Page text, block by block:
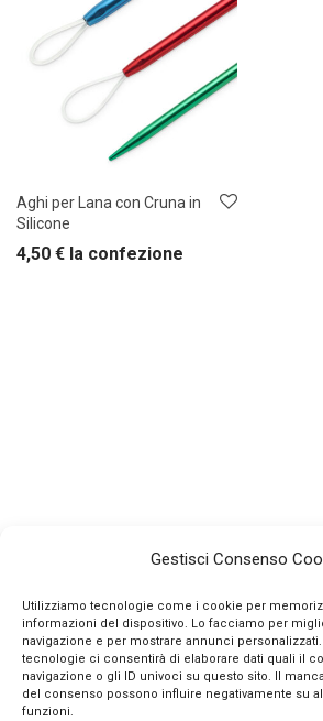
Gestisci Consenso
Utilizziamo tecnologie come i cookie per
informazioni del dispositivo. Lo facciamo per
navigazione e per mostrare annunci
tecnologie ci consentirà di elaborare dati quali il
navigazione o gli ID univoci su questo sito. Il
del consenso possono influire negativamente su
funzioni.
Aghi per Lana con Cruna in
Silicone
4,50 € la confezione
INFO